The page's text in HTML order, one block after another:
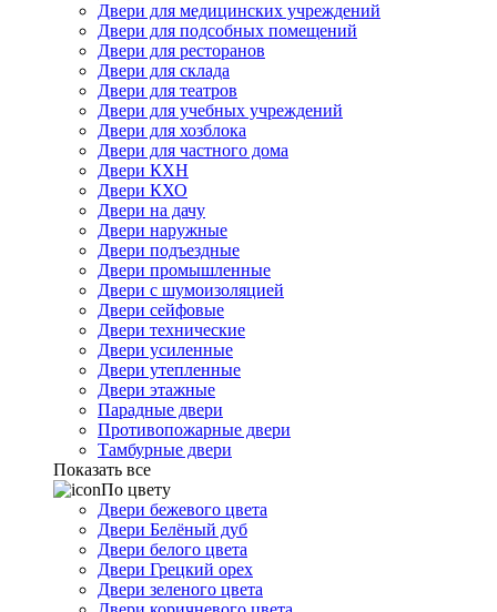
Двери для медицинских учреждений
Двери для подсобных помещений
Двери для ресторанов
Двери для склада
Двери для театров
Двери для учебных учреждений
Двери для хозблока
Двери для частного дома
Двери КХН
Двери КХО
Двери на дачу
Двери наружные
Двери подъездные
Двери промышленные
Двери с шумоизоляцией
Двери сейфовые
Двери технические
Двери усиленные
Двери утепленные
Двери этажные
Парадные двери
Противопожарные двери
Тамбурные двери
Показать все
По цвету
Двери бежевого цвета
Двери Белёный дуб
Двери белого цвета
Двери Грецкий орех
Двери зеленого цвета